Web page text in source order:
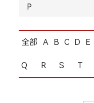
P
全部 A B C D E
Q R S T